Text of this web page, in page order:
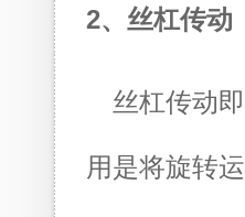
2、丝杠传动
丝杠传动
用是将旋转